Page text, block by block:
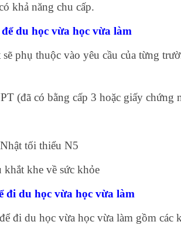
khả năng chu cấp.
du học vừa học vừa làm
phụ thuộc vào yêu cầu của từng
(đã có bằng cấp 3 hoặc giấy chứng
tối thiểu N5
khe về sức khỏe
du học vừa học vừa làm
đi du học vừa học vừa làm gồm